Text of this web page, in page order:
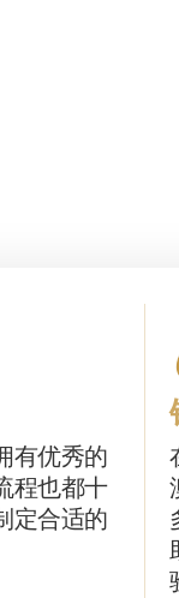
有优秀的
程也都十
定合适的